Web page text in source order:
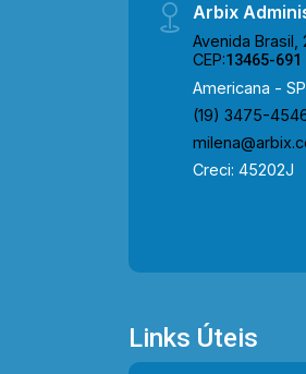
Arbix
Avenida Brasil,
CEP:13465-691
Americana - SP
(19) 3475-
Creci: 45202J
Links Úteis